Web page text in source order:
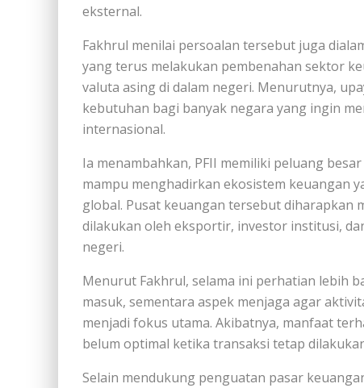
eksternal.
Fakhrul menilai persoalan tersebut juga
yang terus melakukan pembenahan sektor
valuta asing di dalam negeri. Menurutnya,
kebutuhan bagi banyak negara yang ingin
internasional.
Ia menambahkan, PFII memiliki peluang
mampu menghadirkan ekosistem keuangan
global. Pusat keuangan tersebut diharapkan
dilakukan oleh eksportir, investor institusi,
negeri.
Menurut Fakhrul, selama ini perhatian lebih
masuk, sementara aspek menjaga agar
menjadi fokus utama. Akibatnya, manfaat
belum optimal ketika transaksi tetap
Selain mendukung penguatan pasar